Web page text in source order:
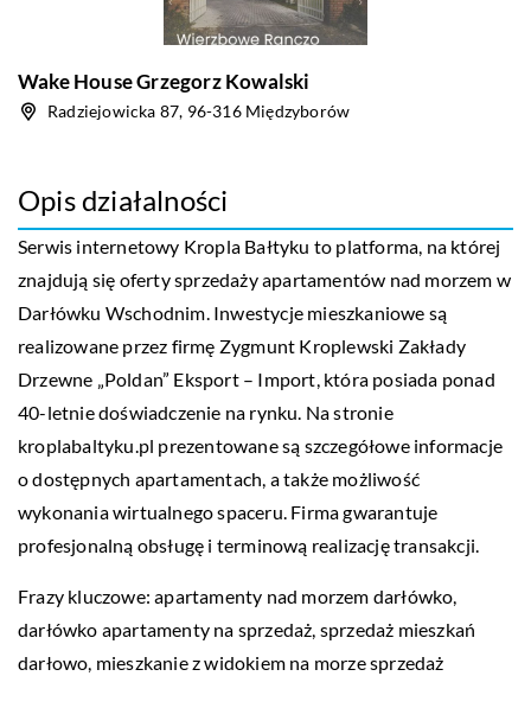
Wake House Grzegorz Kowalski
Radziejowicka 87, 96-316 Międzyborów
Opis działalności
Serwis internetowy Kropla Bałtyku to platforma, na której
znajdują się oferty sprzedaży apartamentów nad morzem w
Darłówku Wschodnim. Inwestycje mieszkaniowe są
realizowane przez firmę Zygmunt Kroplewski Zakłady
Drzewne „Poldan” Eksport – Import, która posiada ponad
40-letnie doświadczenie na rynku. Na stronie
kroplabaltyku.pl prezentowane są szczegółowe informacje
o dostępnych apartamentach, a także możliwość
wykonania wirtualnego spaceru. Firma gwarantuje
profesjonalną obsługę i terminową realizację transakcji.
Frazy kluczowe: apartamenty nad morzem darłówko,
darłówko apartamenty na sprzedaż, sprzedaż mieszkań
darłowo, mieszkanie z widokiem na morze sprzedaż